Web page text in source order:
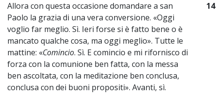
Allora con questa occasione domandare a san
Paolo la grazia di una vera conversione. «Oggi
voglio far meglio. Sì. Ieri forse si è fatto bene o è
mancato qualche cosa, ma oggi meglio». Tutte le
mattine: «Comincio. Sì. E comincio e mi rifornisco di
forza con la comunione ben fatta, con la messa
ben ascoltata, con la meditazione ben conclusa,
conclusa con dei buoni propositi». Avanti, sì.
14